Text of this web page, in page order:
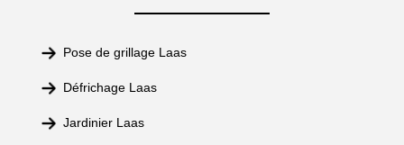
Pose de grillage Laas
Défrichage Laas
Jardinier Laas